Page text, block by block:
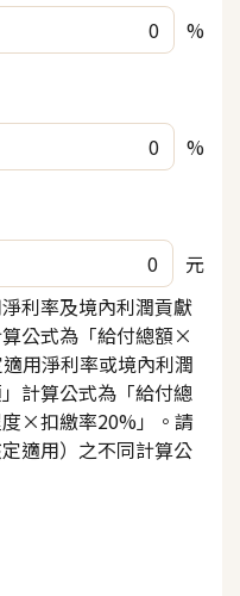
%
%
元
利率及境內利潤貢獻
公式為「給付總額×
用淨利率或境內利潤
計算公式為「給付總
×扣繳率20%」。請
適用）之不同計算公